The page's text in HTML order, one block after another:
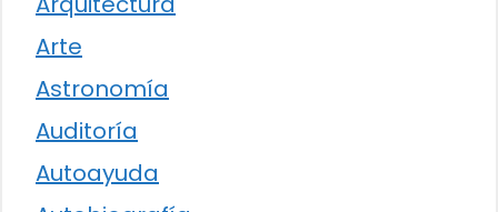
Arte
Astronomía
Auditoría
Autoayuda